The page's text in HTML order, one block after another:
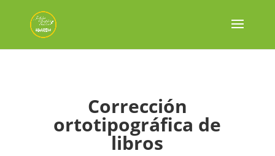
Corrección
ortotipográfica de
libros